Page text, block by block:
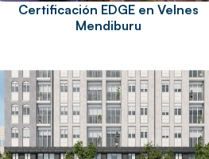
Certificación EDGE en Velnes
Mendiburu